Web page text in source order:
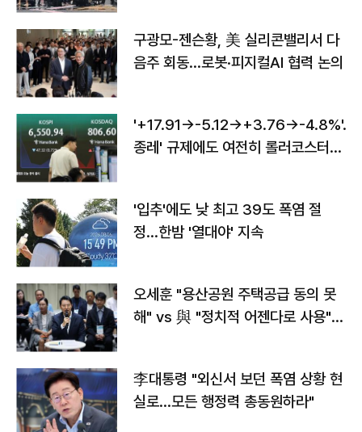
구광모-젠슨황, 美 실리콘밸리서 다
음주 회동…로봇·피지컬AI 협력 논의
'+17.91→-5.12→+3.76→-4.8%'…'
종레' 규제에도 여전히 롤러코스터
'입추'에도 낮 최고 39도 폭염 절
정…한밤 '열대야' 지속
오세훈 "용산공원 주택공급 동의 못
해" vs 與 "정치적 어젠다로 사용"
李대통령 "외신서 보던 폭염 상황 현
실로…모든 행정력 총동원하라"